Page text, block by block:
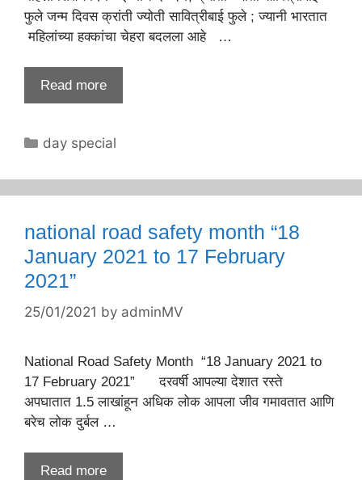
फुले जन्म दिवस क्रांती ज्योती सावित्रीबाई फुले ; ज्यानी भारतात
महिलांच्या हक्कांचा चेहरा बदलला आहे …
Read more
Categories
day special
national road safety month “18
January 2021 to 17 February
2021”
25/01/2021 by adminMV
National Road Safety Month “18 January 2021 to
17 February 2021” दरवर्षी आपल्या देशात रस्ते
अपघातात 1.5 लाखांहून अधिक लोक आपला जीव गमावतात आणि
बरेच लोक दुर्बल …
Read more